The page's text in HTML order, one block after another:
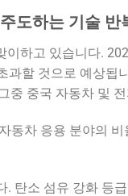
도하는 기술 반
하고 있습니다.
과할 것으로 예상
중 중국 자동차 및
동차 응용 분야의
. 탄소 섬유 강화